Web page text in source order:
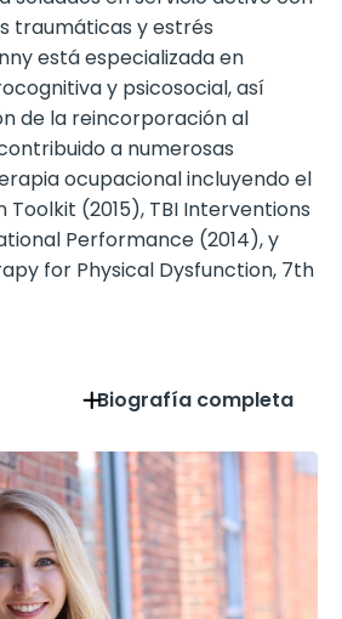
traumáticas y estrés
está especializada en
y psicosocial, así
de la reincorporación al
a numerosas
ocupacional incluyendo el
Toolkit (2015), TBI Interventions
Performance (2014), y
for Physical Dysfunction, 7th
Biografía completa